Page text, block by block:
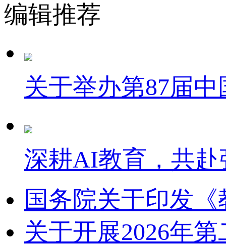
编辑推荐
关于举办第87届
深耕AI教育，共
国务院关于印发
关于开展2026年